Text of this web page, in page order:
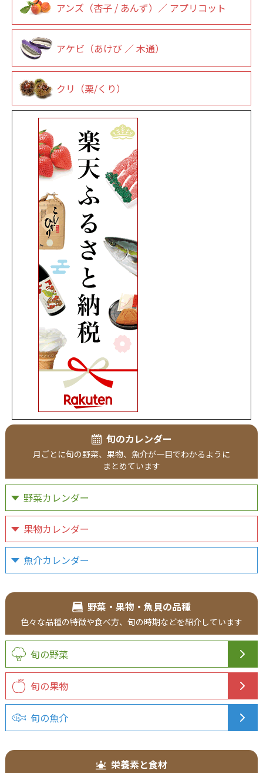
アンズ（杏子 / あんず）／ アプリコット
アケビ（あけび ／ 木通）
クリ（栗/くり）
旬のカレンダー
月ごとに旬の野菜、 果物、 魚介が一目でわかるように
まとめています
野菜カレンダー
果物カレンダー
魚介カレンダー
野菜・果物・魚貝の品種
色々な品種の特徴や食べ方、 旬の時期などを紹介しています
旬の野菜
旬の果物
旬の魚介
栄養素と食材